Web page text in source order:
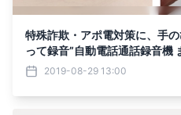
特殊詐欺・アポ電対策に、手
って録音”自動電話通話録音機
2019-08-29 13:00